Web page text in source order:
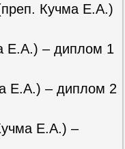
Кучма Е.А.)
Е.А.) – диплом 1
Е.А.) – диплом 2
Е.А.) –